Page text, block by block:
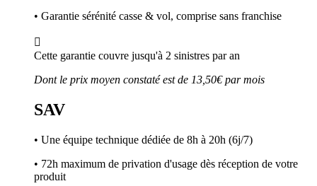
• Garantie sérénité casse & vol, comprise sans franchise

Cette garantie couvre jusqu'à 2 sinistres par an
Dont le prix moyen constaté est de 13,50€ par mois
SAV
• Une équipe technique dédiée de 8h à 20h (6j/7)
• 72h maximum de privation d'usage dès réception de votre
produit